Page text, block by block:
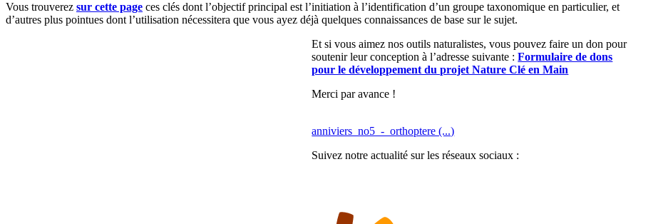
Vous trouverez sur cette page ces clés dont l’objectif principal est l’initiation à l’identification d’un groupe taxonomique en particulier, et
d’autres plus pointues dont l’utilisation nécessitera que vous ayez déjà quelques connaissances de base sur le sujet.
Et si vous aimez nos outils naturalistes, vous pouvez faire un don pour
soutenir leur conception à l’adresse suivante :Formulaire de dons
pour le développement du projet Nature Clé en Main
Merci par avance !
anniviers_no5_-_orthoptere (...)
Suivez notre actualité sur les réseaux sociaux :